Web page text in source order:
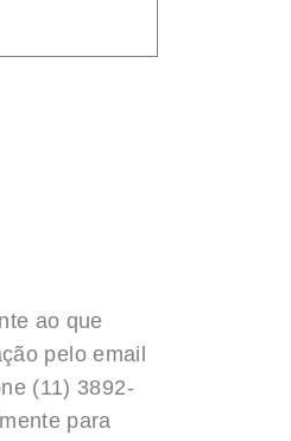
ao que
pelo email
(11) 3892-
para